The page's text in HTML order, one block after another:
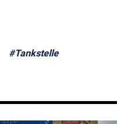
#Tankstelle